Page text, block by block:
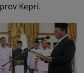
Kepri.